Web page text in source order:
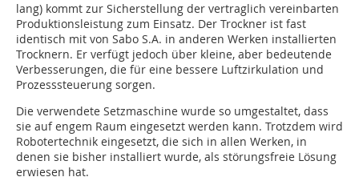
lang) kommt zur Sicherstellung der vertraglich vereinbarten
Produktionsleistung zum Einsatz. Der Trockner ist fast
identisch mit von Sabo S.A. in anderen Werken installierten
Trocknern. Er verfügt jedoch über kleine, aber bedeutende
Verbesserungen, die für eine bessere Luftzirkulation und
Prozesssteuerung sorgen.
Die verwendete Setzmaschine wurde so umgestaltet, dass
sie auf engem Raum eingesetzt werden kann. Trotzdem wird
Robotertechnik eingesetzt, die sich in allen Werken, in
denen sie bisher installiert wurde, als störungsfreie Lösung
erwiesen hat.